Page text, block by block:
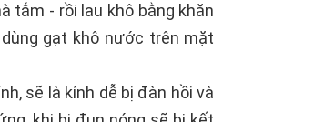
tắm - rồi lau khô bằng khăn
gạt khô nước trên mặt
sẽ là kính dễ bị đàn hồi và